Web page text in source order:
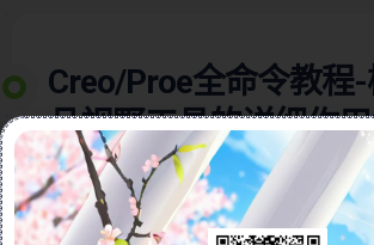
Creo/Proe全命令教程
品视野工具的详细作
详细视频教程
本视频教程含图文详细介绍了Creo软件中